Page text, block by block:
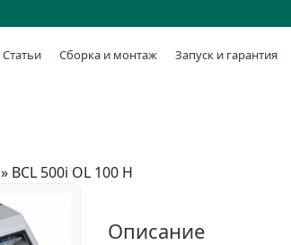
Статьи Сборка и монтаж Запуск и гарантия
» BCL 500i OL 100 H
Описание